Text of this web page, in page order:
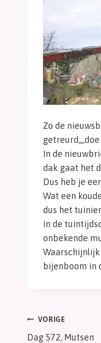
Zo de
In de
dak gaat het
Dus heb je
Wat een
dus het
in de
onbekende
bijenboom in
Bericht
VORIGE
Dag 572, Mutsen